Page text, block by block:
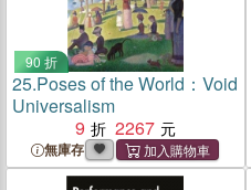
90 折
25.Poses of the World：Void
Universalism
9
2267
無庫存